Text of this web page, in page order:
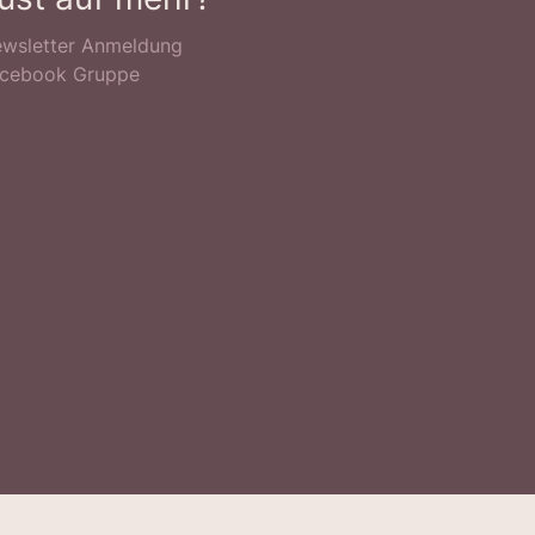
Anmeldung
Gruppe